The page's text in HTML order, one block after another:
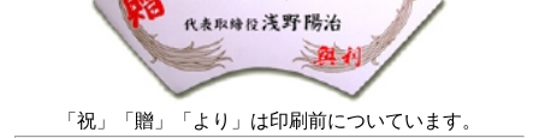
「祝」「贈」「より」は印刷前についています。